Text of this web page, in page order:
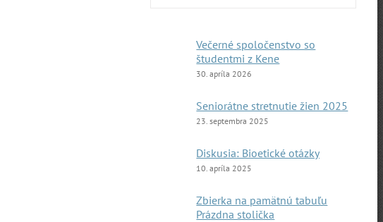
Večerné spoločenstvo so
študentmi z Kene
30. apríla 2026
Seniorátne stretnutie žien 2025
23. septembra 2025
Diskusia: Bioetické otázky
10. apríla 2025
Zbierka na pamätnú tabuľu
Prázdna stolička